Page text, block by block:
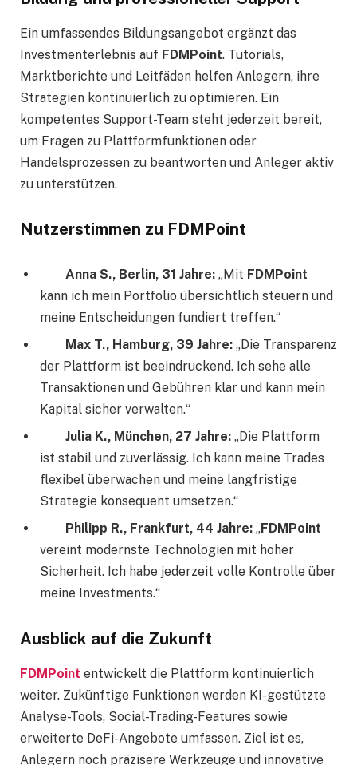
Ein umfassendes Bildungsangebot ergänzt das
Investmenterlebnis auf FDMPoint. Tutorials,
Marktberichte und Leitfäden helfen Anlegern, ihre
Strategien kontinuierlich zu optimieren. Ein
kompetentes Support-Team steht jederzeit bereit,
um Fragen zu Plattformfunktionen oder
Handelsprozessen zu beantworten und Anleger aktiv
zu unterstützen.
Nutzerstimmen zu FDMPoint
Anna S., Berlin, 31 Jahre: „Mit FDMPoint
kann ich mein Portfolio übersichtlich steuern und
meine Entscheidungen fundiert treffen.“
Max T., Hamburg, 39 Jahre: „Die Transparenz
der Plattform ist beeindruckend. Ich sehe alle
Transaktionen und Gebühren klar und kann mein
Kapital sicher verwalten.“
Julia K., München, 27 Jahre: „Die Plattform
ist stabil und zuverlässig. Ich kann meine Trades
flexibel überwachen und meine langfristige
Strategie konsequent umsetzen.“
Philipp R., Frankfurt, 44 Jahre: „FDMPoint
vereint modernste Technologien mit hoher
Sicherheit. Ich habe jederzeit volle Kontrolle über
meine Investments.“
Ausblick auf die Zukunft
FDMPoint entwickelt die Plattform kontinuierlich
weiter. Zukünftige Funktionen werden KI-gestützte
Analyse-Tools, Social-Trading-Features sowie
erweiterte DeFi-Angebote umfassen. Ziel ist es,
Anlegern noch präzisere Werkzeuge und innovative